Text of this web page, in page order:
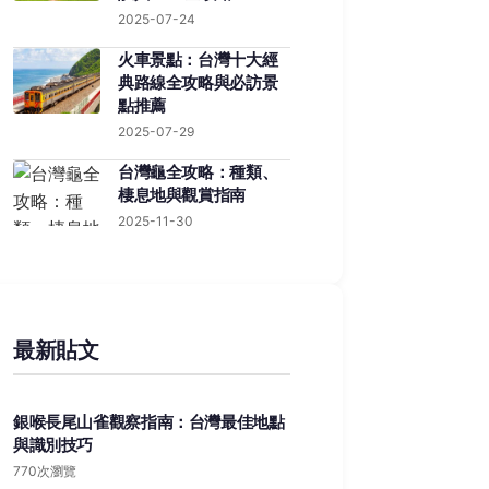
2025-07-24
火車景點：台灣十大經
典路線全攻略與必訪景
點推薦
2025-07-29
台灣龜全攻略：種類、
棲息地與觀賞指南
2025-11-30
最新貼文
銀喉長尾山雀觀察指南：台灣最佳地點
與識別技巧
770次瀏覽